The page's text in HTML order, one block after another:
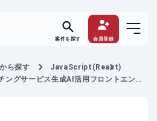
案件を探す 会員登録
ら探す
JavaScript(React)
グサービス生成AI活用フロントエンド